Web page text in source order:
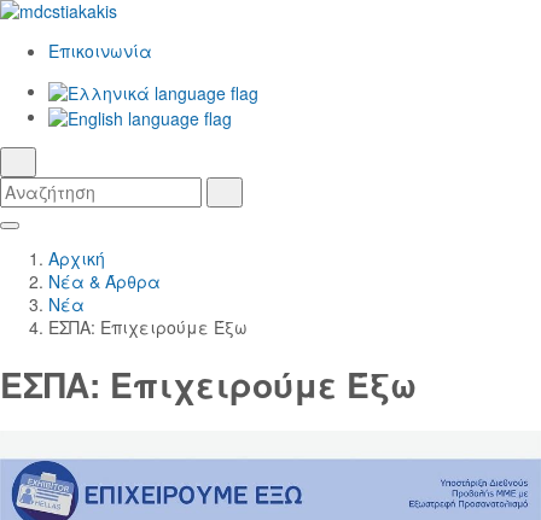
Επικοινωνία
Αναζήτηση
Skip
Main
Content
Κεντρική
Πλοήγηση
Αρχική
Νέα & Άρθρα
Νέα
ΕΣΠΑ: Επιχειρούμε Έξω
ΕΣΠΑ: Επιχειρούμε Έξω